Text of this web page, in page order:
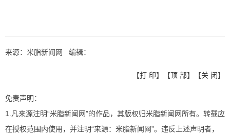
来源：米脂新闻网 编辑：
【打 印】【顶 部】【关 闭】
免责声明：
1.凡来源注明“米脂新闻网”的作品，其版权归米脂新闻网所有。转载应
在授权范围内使用，并注明“来源：米脂新闻网”。违反上述声明者，